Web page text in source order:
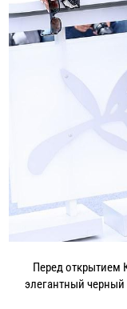
Перед открытием
элегантный